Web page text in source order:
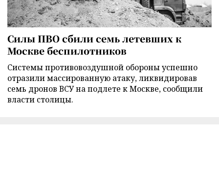
Силы ПВО сбили семь летевших к
Москве беспилотников
Cистемы противовоздушной обороны успешно
отразили массированную атаку, ликвидировав
семь дронов ВСУ на подлете к Москве, сообщили
власти столицы.